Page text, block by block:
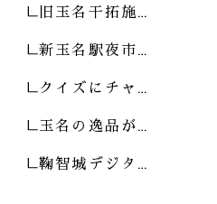
旧玉名干拓施…
新玉名駅夜市…
クイズにチャ…
玉名の逸品が…
鞠智城デジタ…